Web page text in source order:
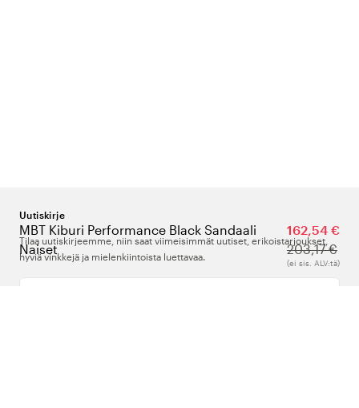
MBT Kiburi Performance Black Sandaali
Naiset
162,54 €
203,17 €
(ei sis. ALV:tä)
Uutiskirje
Tilaa uutiskirjeemme, niin saat viimeisimmät uutiset, erikoistarjoukset,
hyviä vinkkejä ja mielenkiintoista luettavaa.
Kirjoita sähköpostiosoitteesi